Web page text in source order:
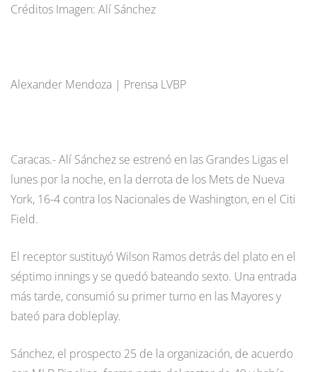
Créditos Imagen: Alí Sánchez
Alexander Mendoza | Prensa LVBP
Caracas.- Alí Sánchez se estrenó en las Grandes Ligas el
lunes por la noche, en la derrota de los Mets de Nueva
York, 16-4 contra los Nacionales de Washington, en el Citi
Field.
El receptor sustituyó Wilson Ramos detrás del plato en el
séptimo innings y se quedó bateando sexto. Una entrada
más tarde, consumió su primer turno en las Mayores y
bateó para dobleplay.
Sánchez, el prospecto 25 de la organización, de acuerdo